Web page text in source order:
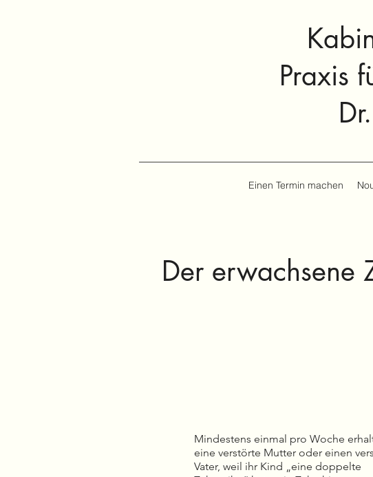
Praxis
Einen Termin machen
Der erwachsene
Mindestens einmal pro Woche
eine verstörte Mutter oder einen
Vater, weil ihr Kind „eine doppelte